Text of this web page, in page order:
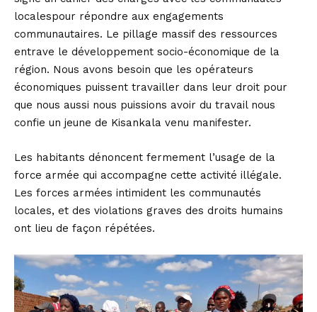
localespour répondre aux engagements
communautaires. Le pillage massif des ressources
entrave le développement socio-économique de la
région. Nous avons besoin que les opérateurs
économiques puissent travailler dans leur droit pour
que nous aussi nous puissions avoir du travail nous
confie un jeune de Kisankala venu manifester.
Les habitants dénoncent fermement l’usage de la
force armée qui accompagne cette activité illégale.
Les forces armées intimident les communautés
locales, et des violations graves des droits humains
ont lieu de façon répétées.